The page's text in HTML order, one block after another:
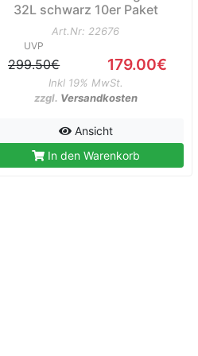
32L schwarz 10er Paket
Art.Nr: 22676
UVP
299.50€ 179.00€
Inkl 19% MwSt.
zzgl. Versandkosten
Ansicht
In den Warenkorb